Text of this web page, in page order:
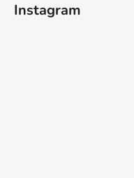
Instagram